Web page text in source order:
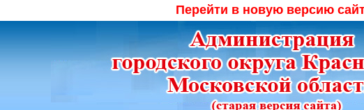
Перейти в новую версию